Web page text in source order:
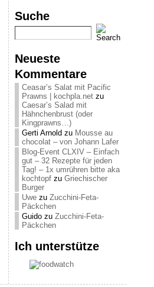
Suche
Neueste
Kommentare
Ceasar’s Salat mit Pacific
Prawns | kochpla.net zu
Caesar’s Salad mit
Hähnchenbrust (oder
Kingprawns…)
Gerti Arnold zu Mousse au
chocolat – von Johann Lafer
Blog-Event CLXIV – Einfach
gut – 32 Rezepte für jeden
Tag! – 1x umrühren bitte aka
kochtopf zu Griechischer
Burger
Uwe zu Zucchini-Feta-
Päckchen
Guido zu Zucchini-Feta-
Päckchen
Ich unterstütze